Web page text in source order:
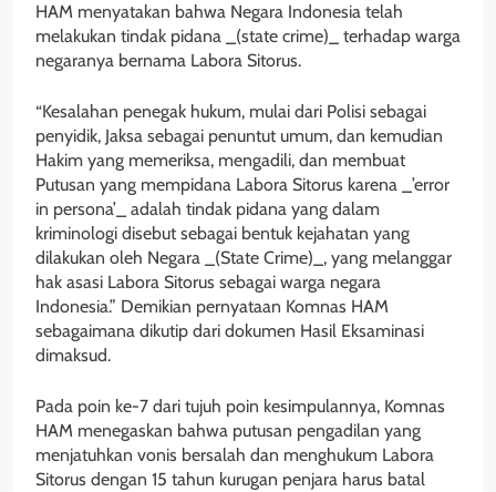
HAM menyatakan bahwa Negara Indonesia telah
melakukan tindak pidana _(state crime)_ terhadap warga
negaranya bernama Labora Sitorus.
“Kesalahan penegak hukum, mulai dari Polisi sebagai
penyidik, Jaksa sebagai penuntut umum, dan kemudian
Hakim yang memeriksa, mengadili, dan membuat
Putusan yang mempidana Labora Sitorus karena _’error
in persona’_ adalah tindak pidana yang dalam
kriminologi disebut sebagai bentuk kejahatan yang
dilakukan oleh Negara _(State Crime)_, yang melanggar
hak asasi Labora Sitorus sebagai warga negara
Indonesia.” Demikian pernyataan Komnas HAM
sebagaimana dikutip dari dokumen Hasil Eksaminasi
dimaksud.
Pada poin ke-7 dari tujuh poin kesimpulannya, Komnas
HAM menegaskan bahwa putusan pengadilan yang
menjatuhkan vonis bersalah dan menghukum Labora
Sitorus dengan 15 tahun kurugan penjara harus batal